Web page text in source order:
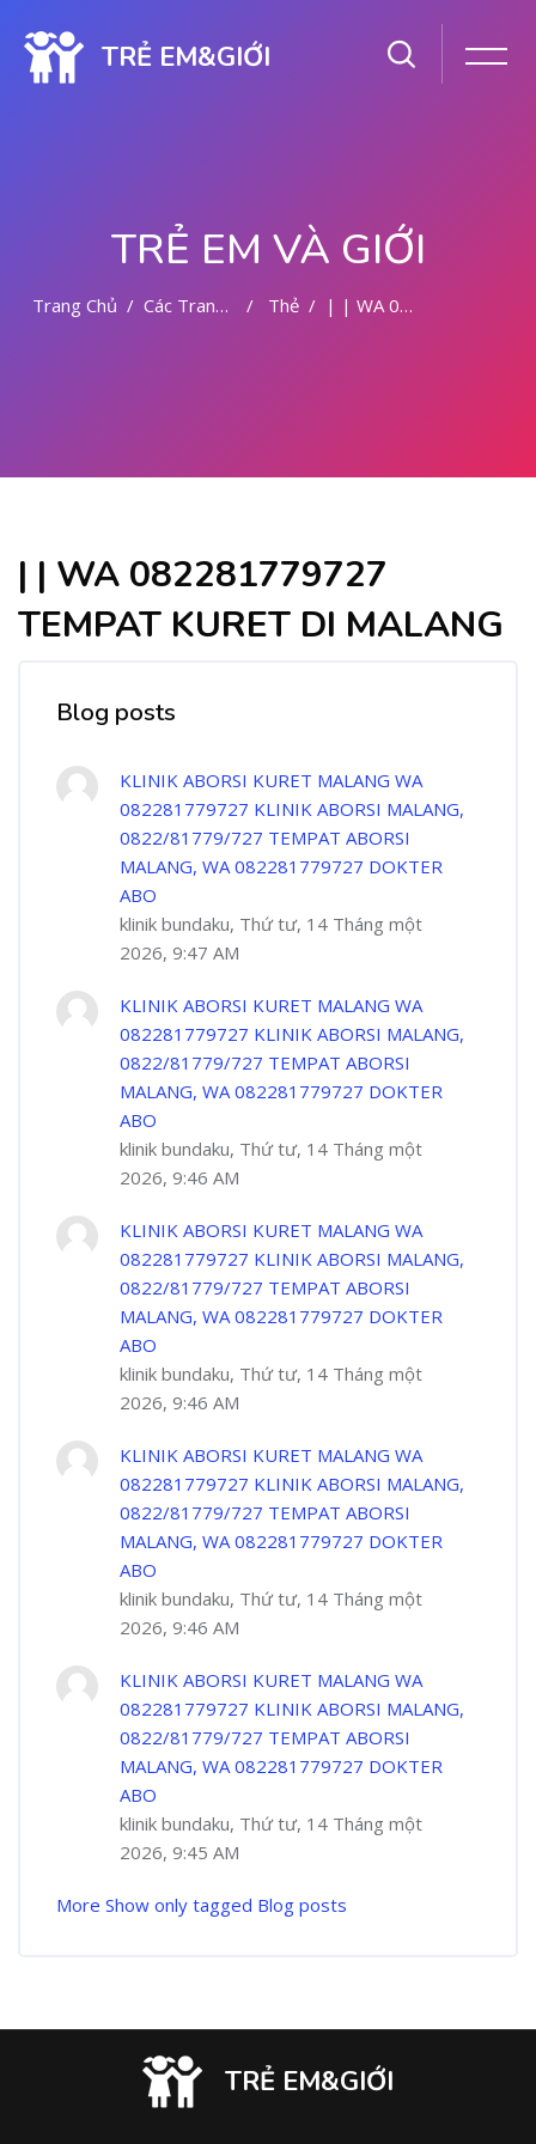
TRẺ EM&GIỚI
TRẺ EM VÀ GIỚI
Trang Chủ Các Trang Của Hệ Thống Thẻ | | WA 082281779727 TEMPAT KURET DI MALANG
| | WA 082281779727
TEMPAT KURET DI MALANG
Blog posts
KLINIK ABORSI KURET MALANG WA
082281779727 KLINIK ABORSI MALANG,
0822/81779/727 TEMPAT ABORSI
MALANG, WA 082281779727 DOKTER
ABO
klinik bundaku, Thứ tư, 14 Tháng một
2026, 9:47 AM
KLINIK ABORSI KURET MALANG WA
082281779727 KLINIK ABORSI MALANG,
0822/81779/727 TEMPAT ABORSI
MALANG, WA 082281779727 DOKTER
ABO
klinik bundaku, Thứ tư, 14 Tháng một
2026, 9:46 AM
KLINIK ABORSI KURET MALANG WA
082281779727 KLINIK ABORSI MALANG,
0822/81779/727 TEMPAT ABORSI
MALANG, WA 082281779727 DOKTER
ABO
klinik bundaku, Thứ tư, 14 Tháng một
2026, 9:46 AM
KLINIK ABORSI KURET MALANG WA
082281779727 KLINIK ABORSI MALANG,
0822/81779/727 TEMPAT ABORSI
MALANG, WA 082281779727 DOKTER
ABO
klinik bundaku, Thứ tư, 14 Tháng một
2026, 9:46 AM
KLINIK ABORSI KURET MALANG WA
082281779727 KLINIK ABORSI MALANG,
0822/81779/727 TEMPAT ABORSI
MALANG, WA 082281779727 DOKTER
ABO
klinik bundaku, Thứ tư, 14 Tháng một
2026, 9:45 AM
More Show only tagged Blog posts
TRẺ EM&GIỚI